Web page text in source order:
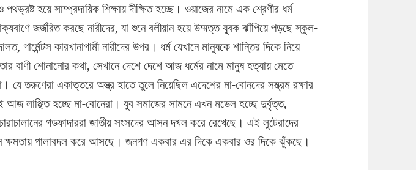
হয়ে সাম্প্রদায়িক শিক্ষায় দীক্ষিত হচ্ছে। ওয়াজের নামে এক শ্রেণীর ধর্ম
জর্জরিত করছে নারীদের, যা শুনে বলীয়ান হয়ে উম্মত্ত যুবক ঝাঁপিয়ে পড়ছে স্কুল-
গার্মেন্টস কারখানাগামী নারীদের উপর। ধর্ম যেখানে মানুষকে শান্তির দিকে নিয়ে
বাণী শোনানোর কথা, সেখানে দেশে দেশে আজ ধর্মের নামে মানুষ হত্যায় মেতে
যে তরুণেরা একাত্তরে অস্ত্র হাতে তুলে নিয়েছিল এদেশের মা-বোনদের সম্ভ্রম রক্ষার
আজ লাঞ্ছিত হচ্ছে মা-বোনেরা। যুব সমাজের সামনে এখন মডেল হচ্ছে দুর্বৃত্ত,
গডফাদাররা জাতীয় সংসদের আসন দখল করে রেখেছে। এই লুটেরাদের
ক্ষমতায় পালাবদল করে আসছে। জনগণ একবার এর দিকে একবার ওর দিকে ঝুঁকছে।